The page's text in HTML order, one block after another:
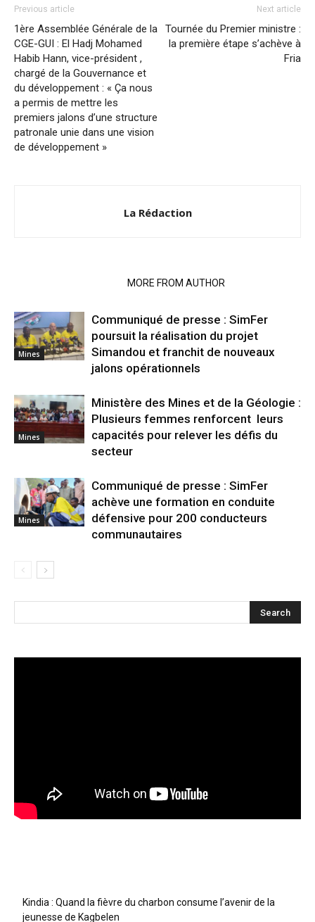
Previous article
1ère Assemblée Générale de la
CGE-GUI : El Hadj Mohamed
Habib Hann, vice-président ,
chargé de la Gouvernance et
du développement : « Ça nous
a permis de mettre les
premiers jalons d’une structure
patronale unie dans une vision
de développement »
Next article
Tournée du Premier ministre :
la première étape s’achève à
Fria
La Rédaction
MORE FROM AUTHOR
Mines
Communiqué de presse : SimFer
poursuit la réalisation du projet
Simandou et franchit de nouveaux
jalons opérationnels
Mines
Ministère des Mines et de la Géologie :
Plusieurs femmes renforcent leurs
capacités pour relever les défis du
secteur
Mines
Communiqué de presse : SimFer
achève une formation en conduite
défensive pour 200 conducteurs
communautaires
Kindia : Quand la fièvre du charbon consume l’avenir de la
jeunesse de Kagbelen